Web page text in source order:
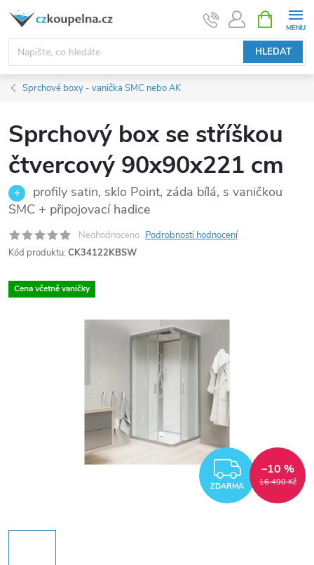
Přejít
obsah
HLEDAT
NÁKUPNÍ
KOŠÍK
Sprchové boxy - vanička SMC nebo AK
Sprchový box se stříškou
čtvercový 90x90x221 cm
profily satin, sklo Point, záda bílá, s vaničkou
SMC + připojovací hadice
Neohodnoceno Podrobnosti hodnocení
Kód produktu: CK34122KBSW
Cena včetně vaničky
ZDARMA 16 490 Kč
–10 %